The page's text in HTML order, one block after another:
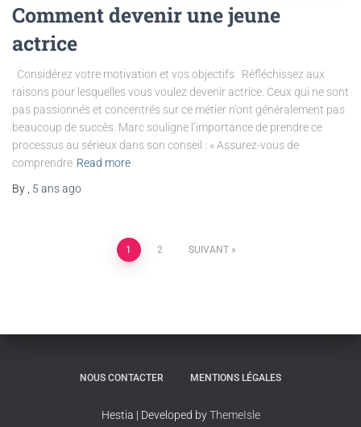
Comment devenir une jeune
actrice
Considérez votre motivation et vos objectifs Réfléchissez aux
raisons pour lesquelles vous voulez devenir actrice. Ceux qui ne sont
pas passionnés et concentrés sur ce métier n’ont généralement pas
beaucoup de succès. Marc souligne l’importance de prendre ce
processus au sérieux dans son conseil : « Assurez-vous de
comprendre Read more
By
5 ansago
1 2 SUIVANT
NOUS CONTACTER MENTIONS LÉGALES
Hestia | Developed byThemeIsle